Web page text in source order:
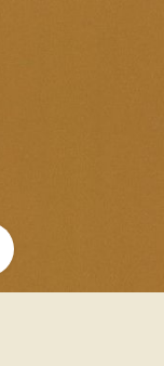
Click to enlarge